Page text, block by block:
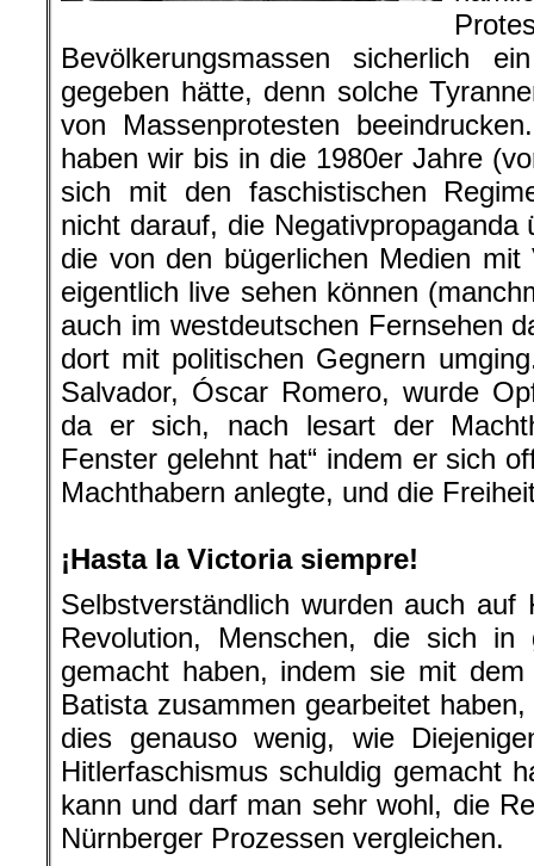
Bevölkerungsmassen sicherlich
gegeben hätte, denn solche
von Massenprotesten
haben wir bis in die 1980er Jahre
sich mit den faschistischen
nicht darauf, die Negativpropaganda
die von den bügerlichen Medien mit
eigentlich live sehen können
auch im westdeutschen Fernsehen
dort mit politischen Gegnern
Salvador, Óscar Romero, wurde
da er sich, nach lesart der
Fenster gelehnt hat“ indem er sich
Machthabern anlegte, und die
¡Hasta la Victoria siempre!
Selbstverständlich wurden auch
Revolution, Menschen, die sich in
gemacht haben, indem sie mit dem
Batista zusammen gearbeitet
dies genauso wenig, wie
Hitlerfaschismus schuldig gemacht
kann und darf man sehr wohl, die
Nürnberger Prozessen vergleichen.